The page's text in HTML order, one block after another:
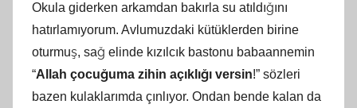
a
r
a
f
Okula giderken arkamdan bakırla su atıldığını
hatırlamıyorum. Avlumuzdaki kütüklerden birine
oturmuş, sağ elinde kızılcık bastonu babaannemin
“Allah çocuğuma zihin açıklığı versin!” sözleri
bazen kulaklarımda çınlıyor. Ondan bende kalan da